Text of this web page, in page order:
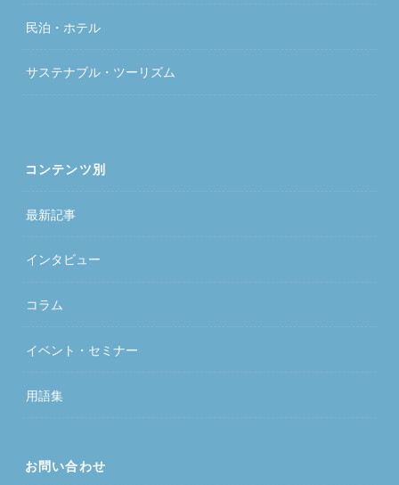
民泊・ホテル
サステナブル・ツーリズム
コンテンツ別
最新記事
インタビュー
コラム
イベント・セミナー
用語集
お問い合わせ